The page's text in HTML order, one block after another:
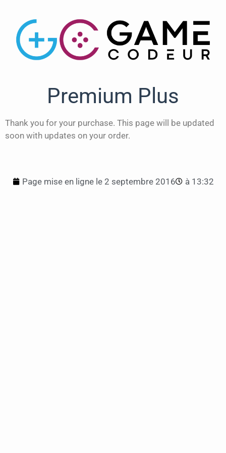
Premium Plus
Thank you for your purchase. This page will be updated
soon with updates on your order.
Page mise en ligne le 2 septembre 2016 à 13:32